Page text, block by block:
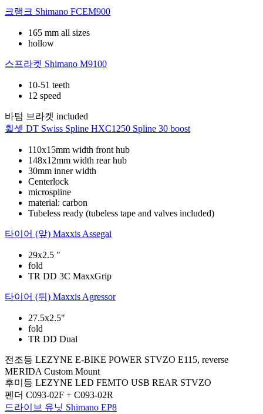
크랭크 Shimano FCEM900
165 mm all sizes
hollow
스프라켓 Shimano M9100
10-51 teeth
12 speed
바텀 브라켓 included
휠셋 DT Swiss Spline HXC1250 Spline 30 boost
110x15mm width front hub
148x12mm width rear hub
30mm inner width
Centerlock
microspline
material: carbon
Tubeless ready (tubeless tape and valves included)
타이어 (앞) Maxxis Assegai
29x2.5 "
fold
TR DD 3C MaxxGrip
타이어 (뒤) Maxxis Agressor
27.5x2.5"
fold
TR DD Dual
전조등 LEZYNE E-BIKE POWER STVZO E115, reverse
MERIDA Custom Mount
후미등 LEZYNE LED FEMTO USB REAR STVZO
펜더 C093-02F + C093-02R
드라이브 유닛 Shimano EP8